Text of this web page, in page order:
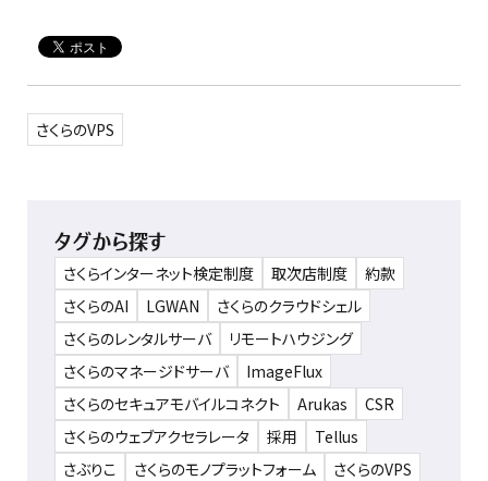
さくらのVPS
タグから探す
さくらインターネット検定制度 取次店制度
約款
さくらのAI
LGWAN
さくらのクラウドシェル
さくらのレンタルサーバ
リモートハウジング
さくらのマネージドサーバ
ImageFlux
さくらのセキュアモバイルコネクト
Arukas
CSR
さくらのウェブアクセラレータ
採用
Tellus
さぶりこ
さくらのモノプラットフォーム
さくらのVPS